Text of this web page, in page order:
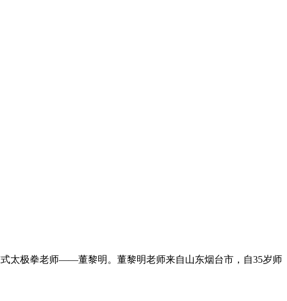
太极拳老师——董黎明。董黎明老师来自山东烟台市，自35岁师